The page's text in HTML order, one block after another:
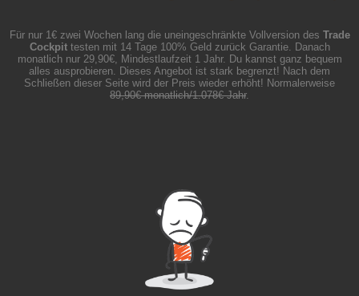
Für nur 1€ zwei Wochen lang die uneingeschränkte Vollversion des Trade
Cockpittesten mit 14 Tage 100% Geld zurück Garantie. Danach
monatlich nur 29,90€, Mindestlaufzeit 1 Jahr. Du kannst ganz bequem
alles ausprobieren. Dieses Angebot ist stark begrenzt! Nach dem
Schließen dieser Seite wird der Preis wieder erhöht! Normalerweise
89,90€ monatlich/1.078€ Jahr.